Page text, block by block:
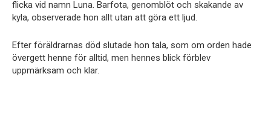
flicka vid namn Luna. Barfota, genomblöt och skakande av
kyla, observerade hon allt utan att göra ett ljud.
Efter föräldrarnas död slutade hon tala, som om orden hade
övergett henne för alltid, men hennes blick förblev
uppmärksam och klar.